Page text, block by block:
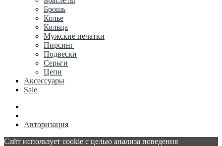
Брошь
Колье
Кольца
Мужские печатки
Пирсинг
Подвески
Серьги
Цепи
Аксессуары
Sale
Авторизация
Сайт использует cookie с целью анализа поведения